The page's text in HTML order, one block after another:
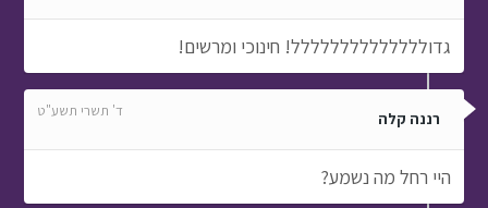
גדולללללללללללללל! חינוכי ומרשים!
רננה קלה ד' תשרי תשע"ט
היי רחל מה נשמע?